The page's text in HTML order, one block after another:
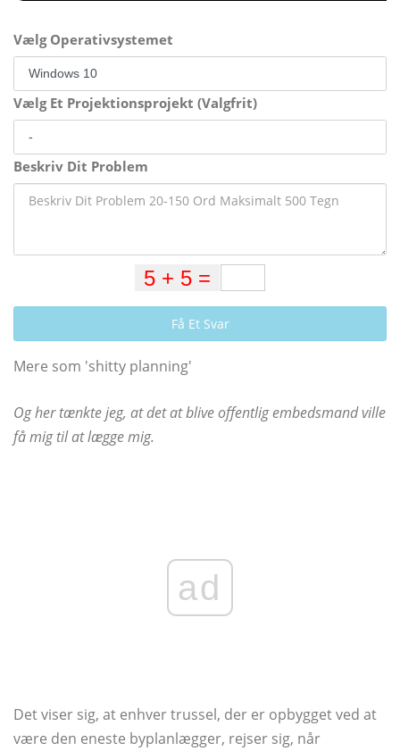
Vælg Operativsystemet
Vælg Et Projektionsprojekt (Valgfrit)
Beskriv Dit Problem
Få Et Svar
Mere som 'shitty planning'
Og her tænkte jeg, at det at blive offentlig embedsmand ville
få mig til at lægge mig.
ad
Det viser sig, at enhver trussel, der er opbygget ved at
være den eneste byplanlægger, rejser sig, når